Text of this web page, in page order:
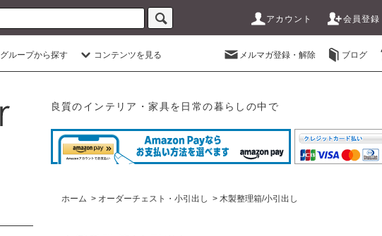
アカウント 会員登録
グループから探す コンテンツを見る メルマガ登録・解除 ブログ
良質のインテリア・家具を日常の暮らしの中で
ホーム > オーダーチェスト・小引出し > 木製整理箱/小引出し